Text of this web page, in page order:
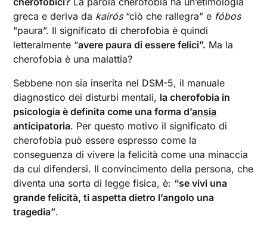
greca e deriva da kairós“ciò che rallegra” e fóbos
"paura”. Il significato di cherofobia è quindi
letteralmente “avere paura di essere felici”. Ma la
cherofobia è una malattia?
Sebbene non sia inserita nel DSM-5, il manuale
diagnostico dei disturbi mentali, la cherofobia in
psicologia è definita come una forma d’ansia
anticipatoria. Per questo motivo il significato di
cherofobia può essere espresso come la
conseguenza di vivere la felicità come una minaccia
da cui difendersi. Il convincimento della persona, che
diventa una sorta di legge fisica, è: “se vivi una
grande felicità, ti aspetta dietro l’angolo una
tragedia”.